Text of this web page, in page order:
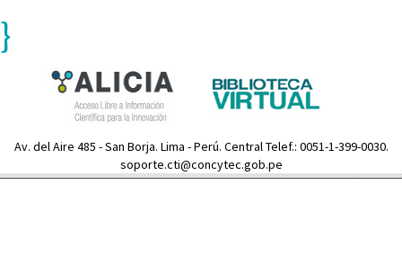
}
Av. del Aire 485 - San Borja. Lima - Perú. Central Telef.: 0051-1-399-0030.
soporte.cti@concytec.gob.pe